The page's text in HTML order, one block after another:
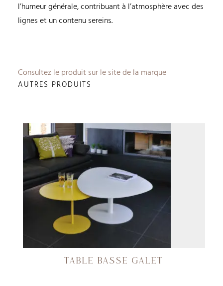
l’humeur générale, contribuant à l’atmosphère avec des
lignes et un contenu sereins.
Consultez le produit sur le site de la marque
AUTRES PRODUITS
TABLE BASSE GALET